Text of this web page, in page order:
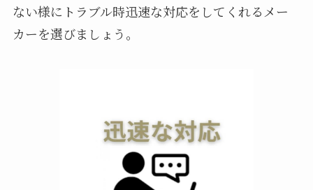
ない様にトラブル時迅速な対応をしてくれるメー
カーを選びましょう。